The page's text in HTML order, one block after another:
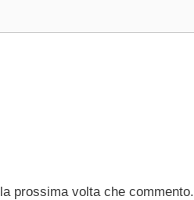
prossima volta che commento.